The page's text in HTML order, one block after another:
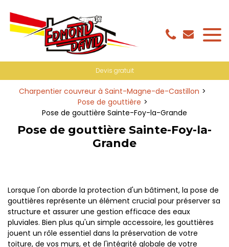
Devis gratuit
Charpentier couvreur à Saint-Magne-de-Castillon
Pose de gouttière
Pose de gouttière Sainte-Foy-la-Grande
Pose de gouttière Sainte-Foy-la-
Grande
Lorsque l'on aborde la protection d'un bâtiment, la pose de
gouttières représente un élément crucial pour préserver sa
structure et assurer une gestion efficace des eaux
pluviales. Bien plus qu'un simple accessoire, les gouttières
jouent un rôle essentiel dans la préservation de votre
toiture, de vos murs, et de l'intégrité globale de votre